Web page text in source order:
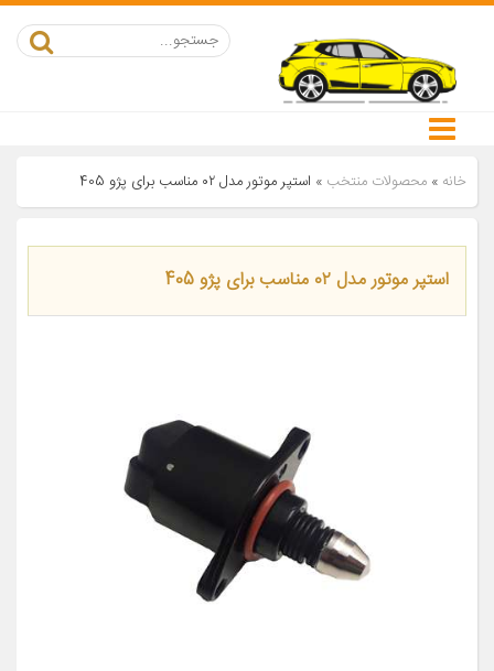
خانه » محصولات منتخب » استپر موتور مدل ۰۲ مناسب برای پژو 405
استپر موتور مدل ۰۲ مناسب برای پژو 405